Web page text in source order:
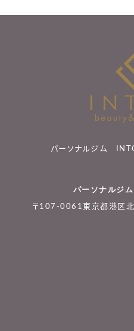
パーソナルジム
パーソナルジ
〒107-0061東京都港区